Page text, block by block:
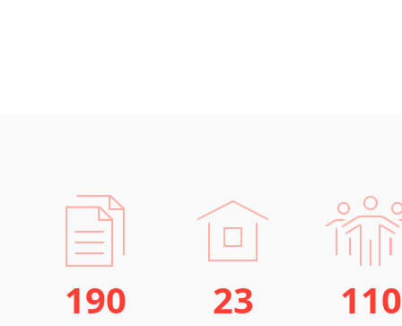
190 23 110